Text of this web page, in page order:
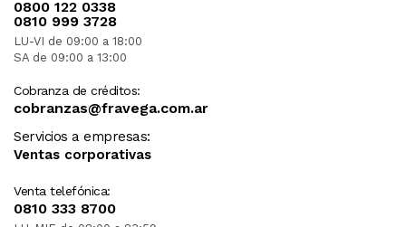
0800 122 0338
0810 999 3728
LU-VI de 09:00 a 18:00
SA de 09:00 a 13:00
Cobranza de créditos:
cobranzas@fravega.com.ar
Servicios a empresas:
Ventas corporativas
Venta telefónica:
0810 333 8700